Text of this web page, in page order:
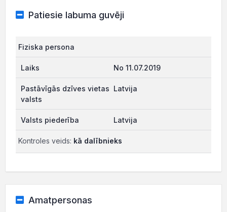
Patiesie labuma guvēji
Fiziska persona
No 11.07.2019
Latvija
Latvija
Kontroles veids: kā dalībnieks
Amatpersonas